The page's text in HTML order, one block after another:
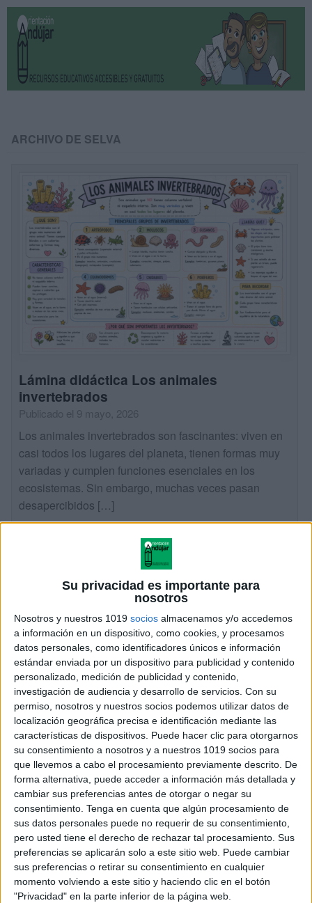
Su privacidad es importante para
nosotros
Nosotros y nuestros 1019 socios almacenamos y/o accedemos
a información en un dispositivo, como cookies, y procesamos
datos personales, como identificadores únicos e información
estándar enviada por un dispositivo para publicidad y contenido
personalizado, medición de publicidad y contenido,
investigación de audiencia y desarrollo de servicios. Con su
permiso, nosotros y nuestros socios podemos utilizar datos de
localización geográfica precisa e identificación mediante las
características de dispositivos. Puede hacer clic para otorgarnos
su consentimiento a nosotros y a nuestros 1019 socios para
que llevemos a cabo el procesamiento previamente descrito. De
forma alternativa, puede acceder a información más detallada y
cambiar sus preferencias antes de otorgar o negar su
consentimiento. Tenga en cuenta que algún procesamiento de
sus datos personales puede no requerir de su consentimiento,
pero usted tiene el derecho de rechazar tal procesamiento. Sus
preferencias se aplicarán solo a este sitio web. Puede cambiar
sus preferencias o retirar su consentimiento en cualquier
momento volviendo a este sitio y haciendo clic en el botón
"Privacidad" en la parte inferior de la página web.
ARCHIVO DE SELVA
Lámina didáctica Los animales
invertebrados
Publicado el 9 mayo, 2026
Los animales invertebrados son fascinantes: viven en
casi todos los lugares del planeta, tienen formas muy
variadas y cumplen funciones esenciales en los
ecosistemas. Sin embargo, muchas veces pasan
desapercibidos […]
Lámina didáctica los climas del mundo
Publicado el 6 mayo, 2026
El clima influye en todo lo que hacemos: la ropa que
usamos, los alimentos que cultivamos, las casas que
construimos e incluso nuestras actividades diarias. Por
eso es tan importante […]